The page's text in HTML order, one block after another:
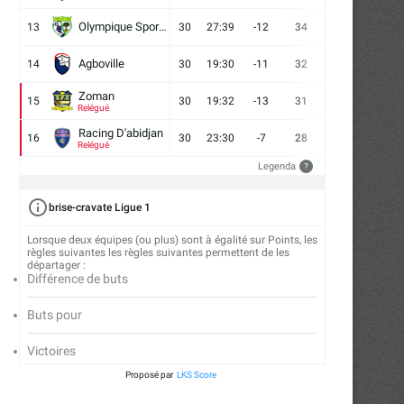
13 Olympique Sport d'Abobo FC 30 27:39 -12 34 14
14 Agboville 30 19:30 -11 32
15 Zoman
Relégué
30 19:32 -13 31
16 Racing D'abidjan
Relégué
30 23:30 -7 28 10
Legenda ?
brise-cravate Ligue 1
Lorsque deux équipes (ou plus) sont à égalité sur Points, les
règles suivantes les règles suivantes permettent de les
départager :
Différence de buts
Buts pour
Victoires
Proposé par LKS Score